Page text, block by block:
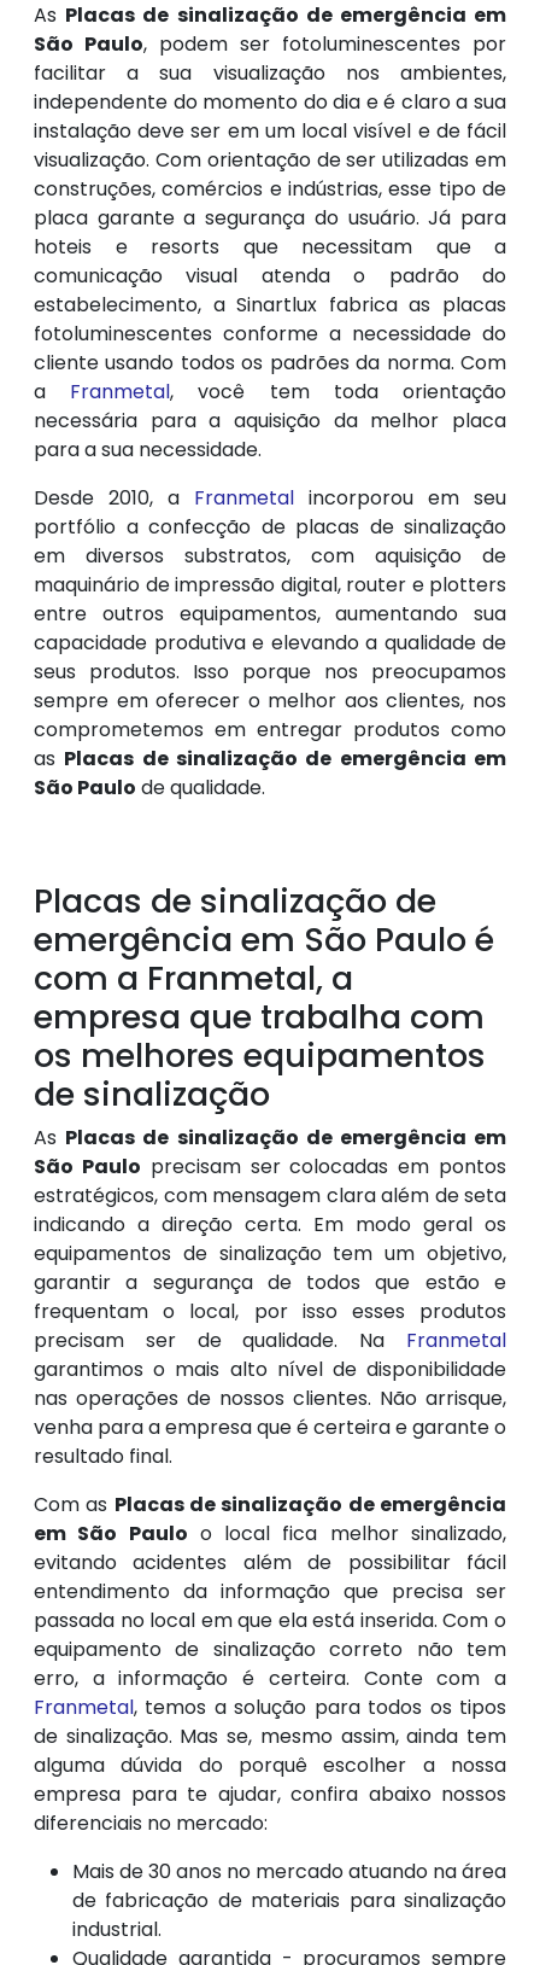
As Placas de sinalização de emergência em
São Paulo, podem ser fotoluminescentes por
facilitar a sua visualização nos ambientes,
independente do momento do dia e é claro a sua
instalação deve ser em um local visível e de fácil
visualização. Com orientação de ser utilizadas em
construções, comércios e indústrias, esse tipo de
placa garante a segurança do usuário. Já para
hoteis e resorts que necessitam que a
comunicação visual atenda o padrão do
estabelecimento, a Sinartlux fabrica as placas
fotoluminescentes conforme a necessidade do
cliente usando todos os padrões da norma. Com
a Franmetal, você tem toda orientação
necessária para a aquisição da melhor placa
para a sua necessidade.
Desde 2010, a Franmetal incorporou em seu
portfólio a confecção de placas de sinalização
em diversos substratos, com aquisição de
maquinário de impressão digital, router e plotters
entre outros equipamentos, aumentando sua
capacidade produtiva e elevando a qualidade de
seus produtos. Isso porque nos preocupamos
sempre em oferecer o melhor aos clientes, nos
comprometemos em entregar produtos como
as Placas de sinalização de emergência em
São Paulo de qualidade.
Placas de sinalização de
emergência em São Paulo é
com a Franmetal, a
empresa que trabalha com
os melhores equipamentos
de sinalização
As Placas de sinalização de emergência em
São Paulo precisam ser colocadas em pontos
estratégicos, com mensagem clara além de seta
indicando a direção certa. Em modo geral os
equipamentos de sinalização tem um objetivo,
garantir a segurança de todos que estão e
frequentam o local, por isso esses produtos
precisam ser de qualidade. Na Franmetal
garantimos o mais alto nível de disponibilidade
nas operações de nossos clientes. Não arrisque,
venha para a empresa que é certeira e garante o
resultado final.
Com as Placas de sinalização de emergência
em São Paulo o local fica melhor sinalizado,
evitando acidentes além de possibilitar fácil
entendimento da informação que precisa ser
passada no local em que ela está inserida. Com o
equipamento de sinalização correto não tem
erro, a informação é certeira. Conte com a
Franmetal, temos a solução para todos os tipos
de sinalização. Mas se, mesmo assim, ainda tem
alguma dúvida do porquê escolher a nossa
empresa para te ajudar, confira abaixo nossos
diferenciais no mercado:
Mais de 30 anos no mercado atuando na área
de fabricação de materiais para sinalização
industrial.
Qualidade garantida - procuramos sempre